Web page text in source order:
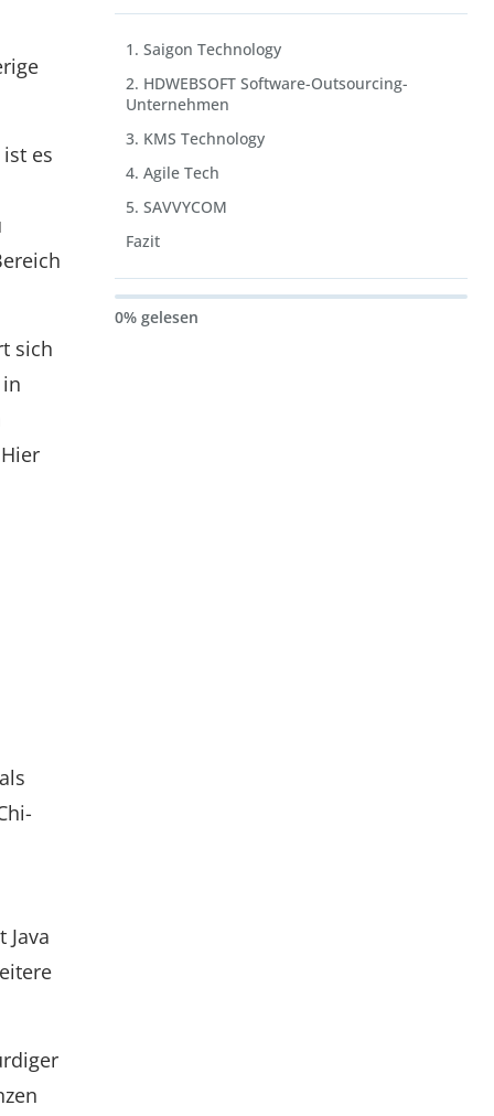
es
sich
1. Saigon Technology
2. HDWEBSOFT Software-Outsourcing-
Unternehmen
3. KMS Technology
4. Agile Tech
5. SAVVYCOM
Fazit
0% gelesen